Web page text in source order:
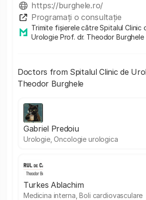
https://burghele.ro/
Programați o consultație
Trimite fișierele către Spitalul Clinic
Urologie Prof. dr. Theodor Burghele
Doctors from Spitalul Clinic de
Theodor Burghele
Gabriel Predoiu
Urologie, Oncologie urologica
Turkes Ablachim
Medicina interna, Boli cardiovasculare